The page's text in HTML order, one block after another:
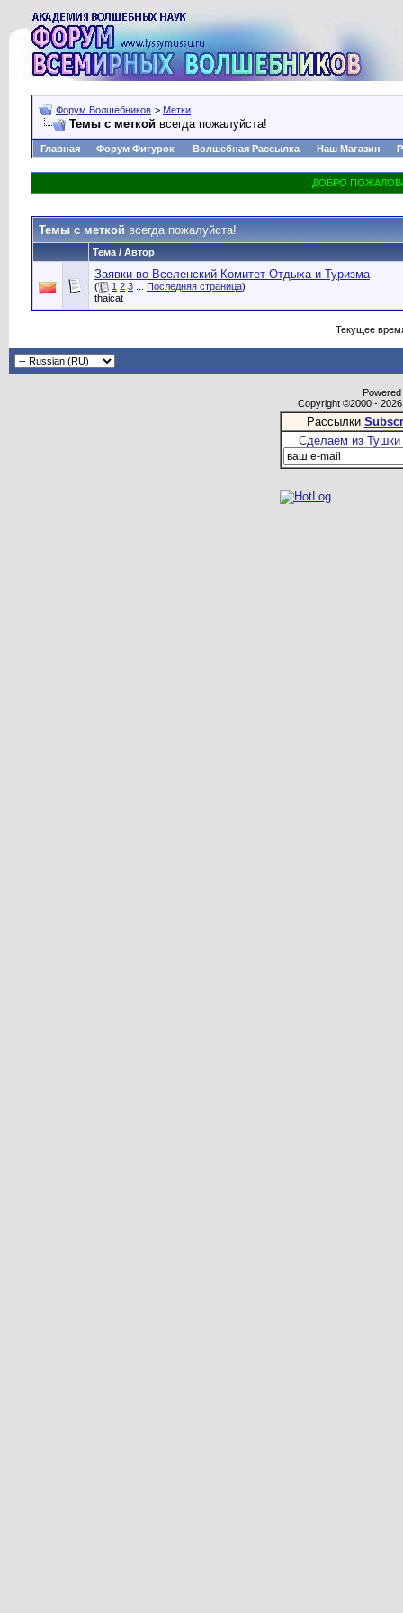
Форум Волшебников > Метки
Темы с меткой всегда пожалуйста!
Главная Форум Фигурок Волшебная Рассылка Наш Магазин
Темы с меткой всегда пожалуйста!
Тема / Автор
Заявки во Вселенский Комитет Отдыха и Туризма
( 1 2 3 Последняя страница)
thaicat
Текущее
Copyright ©2000 -
Рассылки
Сделаем из Тушки